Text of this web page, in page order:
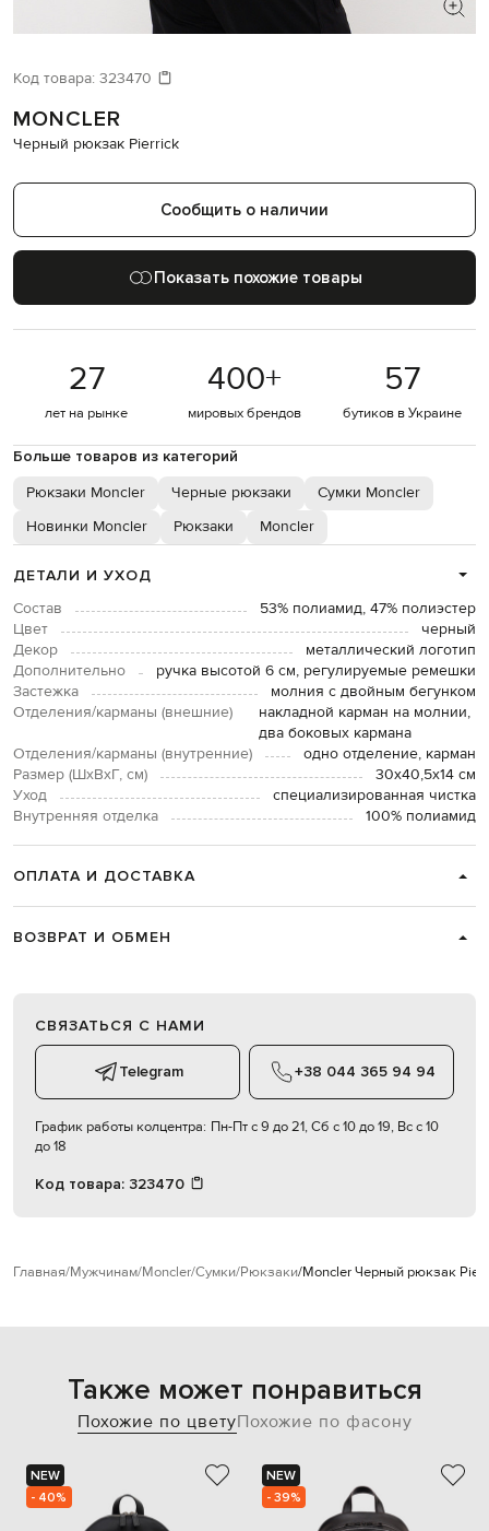
Давайте подберем что-то еще
Похожие товары
Код товара: 323470
MONCLER
Черный рюкзак Pierrick
Сообщить о наличии
Показать похожие товары
27
лет на рынке
400+
мировых брендов
57
бутиков в Украине
Больше товаров из категорий
Рюкзаки Moncler Черные рюкзаки
Сумки Moncler
Новинки Moncler
Рюкзаки Moncler
ДЕТАЛИ И УХОД
Состав
53% полиамид, 47% полиэстер
Цвет
черный
Декор
металлический логотип
Дополнительно
ручка высотой 6 см, регулируемые ремешки
Застежка
молния с двойным бегунком
Отделения/карманы (внешние)
накладной карман на молнии,
два боковых кармана
Отделения/карманы (внутренние)
одно отделение, карман
Размер (ШхВхГ, см)
30х40,5х14 см
Уход
специализированная чистка
Внутренняя отделка
100% полиамид
ОПЛАТА И ДОСТАВКА
ВОЗВРАТ И ОБМЕН
СВЯЗАТЬСЯ С НАМИ
Telegram +38 044 365 94 94
График работы колцентра: Пн-Пт с 9 до 21, Сб с 10 до 19, Вс с 10
до 18
Код товара: 323470
Главная Мужчинам Moncler Сумки Рюкзаки Moncler Черный рюкзак
Также может понравиться
Похожие по цветуПохожие по фасону
NEW
- 40%
NEW
- 39%